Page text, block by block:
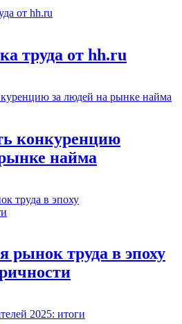
труда от hh.ru
конкуренцию
найма
рынок труда в эпоху